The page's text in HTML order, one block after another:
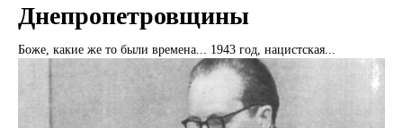
Днепропетровщины
Боже, какие же то были времена... 1943 год, нацистская...